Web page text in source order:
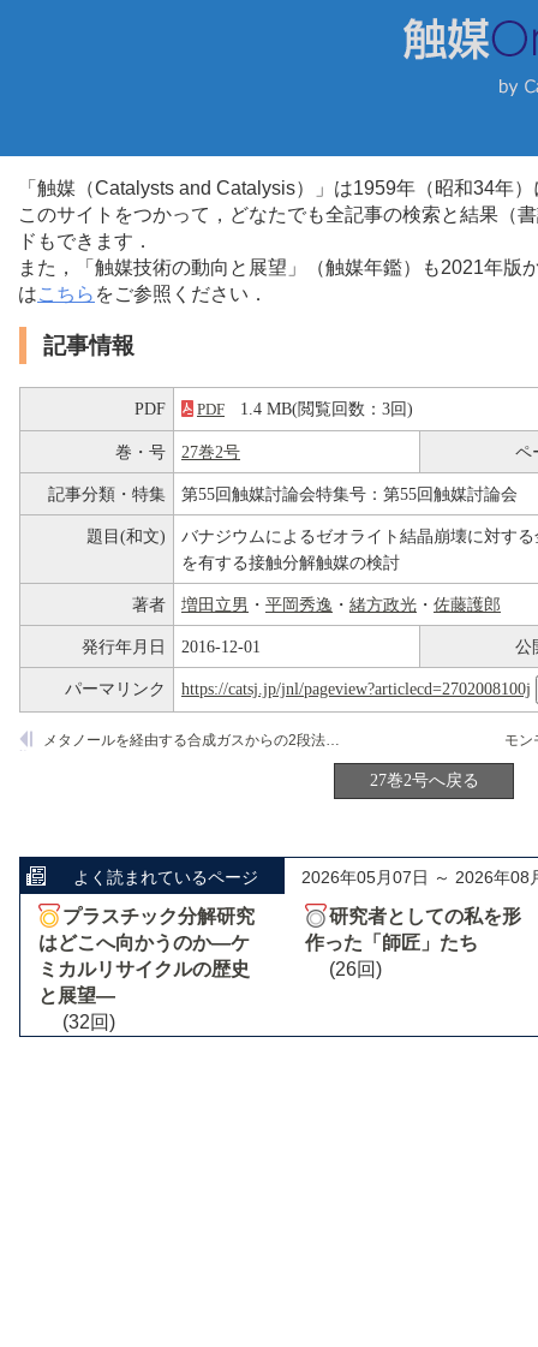
「触媒（Catalysts and Catalysis）」は1959年（昭和34年
このサイトをつかって，どなたでも全記事の検索と結果（
ドもできます．
また，「触媒技術の動向と展望」（触媒年鑑）も2021年
はこちら をご参照ください．
記事情報
PDF PDF 1.4 MB(閲覧回数：3回)
巻・号 27巻2号 ペ
記事分類・特集 第55回触媒討論会特集号：第55回触媒討論会
題目(和文)
バナジウムによるゼオライト結晶崩壊に対す
を有する接触分解触媒の検討
著者 増田立男 ・ 平岡秀逸 ・ 緒方政光 ・ 佐藤護郎
発行年月日 2016-12-01 公
パーマリンク https://catsj.jp/jnl/pageview?articlecd=2702008100j
メタノールを経由する合成ガスからの2段法低級オレフィン合成におけるゼオライト触媒のオレフィン水素化能
27巻2号へ戻る
よく読まれているページ 2026年05月07日 ～ 2026年08
プラスチック分解研究
はどこへ向かうのか―ケ
ミカルリサイクルの歴史
と展望―
(32回)
研究者としての私を形
作った「師匠」たち
(26回)